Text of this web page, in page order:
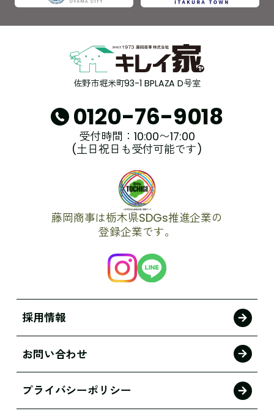
佐野市堀米町93-1 BPLAZA D号室
0120-76-9018
受付時間：10:00〜17:00
(土日祝日も受付可能です)
藤岡商事は栃木県SDGs推進企業の
登録企業です。
採用情報
お問い合わせ
プライバシーポリシー